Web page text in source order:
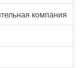
компания